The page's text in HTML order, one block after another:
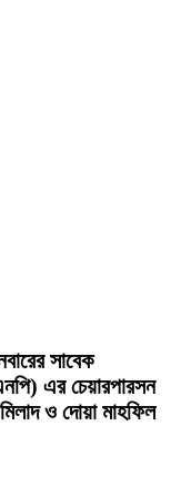
সাবেক
এর চেয়ারপারসন
ও দোয়া মাহফিল